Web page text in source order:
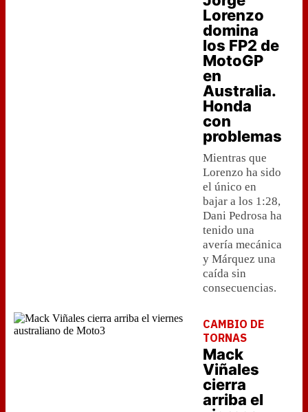
Lorenzo
domina
los FP2 de
MotoGP
en
Australia.
Honda
con
problemas
Mientras que
Lorenzo ha sido
el único en
bajar a los 1:28,
Dani Pedrosa ha
tenido una
avería mecánica
y Márquez una
caída sin
consecuencias.
CAMBIO DE
TORNAS
Mack
Viñales
cierra
arriba el